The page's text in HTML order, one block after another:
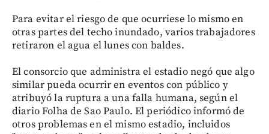
Para evitar el riesgo de que ocurriese lo mismo en
otras partes del techo inundado, varios trabajadores
retiraron el agua el lunes con baldes.
El consorcio que administra el estadio negó que algo
similar pueda ocurrir en eventos con público y
atribuyó la ruptura a una falla humana, según el
diario Folha de Sao Paulo. El periódico informó de
otros problemas en el mismo estadio, incluidos